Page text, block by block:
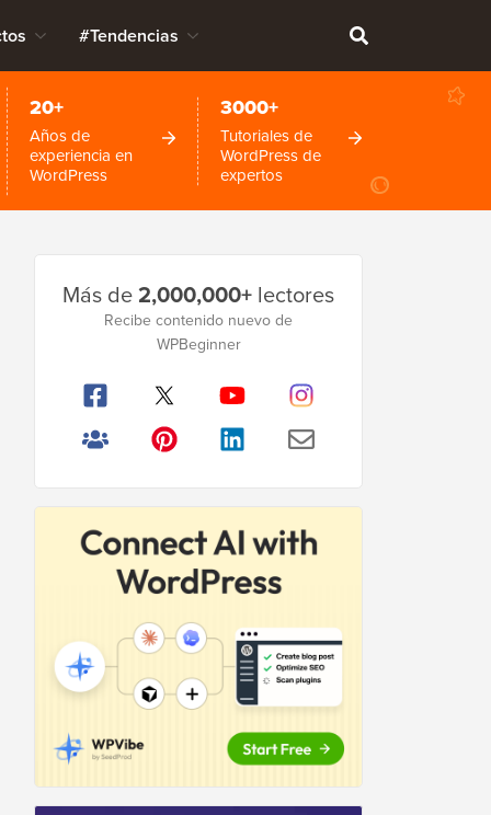
#Tendencias
20+
Años de
experiencia en
WordPress
3000+
Tutoriales de
WordPress de
expertos
lateral
Más de2,000,000+ lectores
Recibe contenido nuevo de
WPBeginner